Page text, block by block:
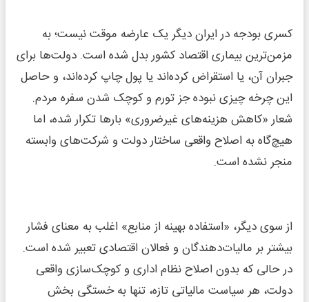
کسری بودجه در ایران دیگر یک عارضه موقت نیست؛ به
مزمن‌ترین بیماری اقتصاد کشور بدل شده است. دولت‌ها برای
جبران آن، یا استقراض کرده‌اند یا پول چاپ کرده‌اند، و حاصل
این چرخه چیزی نبوده جز تورم و کوچک شدن سفره مردم.
شعار «کاهش هزینه‌های غیرضروری» بارها تکرار شده، اما
هیچ‌گاه به اصلاح واقعی ساختار دولت و شرکت‌های وابسته
منجر نشده است.
از سوی دیگر، «استفاده بهینه از منابع» اغلب به معنای فشار
بیشتر بر مالیات‌دهندگان و فعالان اقتصادی تعبیر شده است.
در حالی که بدون اصلاح نظام اداری و کوچک‌سازی واقعی
دولت، هر سیاست مالیاتی تازه، تنها به خستگی بخش